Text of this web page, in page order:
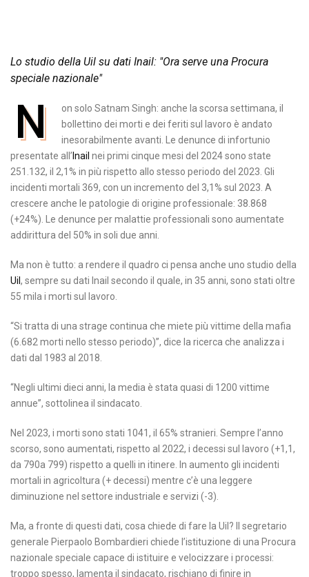
Lo studio della Uil su dati Inail: "Ora serve una Procura
speciale nazionale"
N
on solo Satnam Singh: anche la scorsa settimana, il
bollettino dei morti e dei feriti sul lavoro è andato
inesorabilmente avanti. Le denunce di infortunio
presentate all’ Inail nei primi cinque mesi del 2024 sono state
251.132, il 2,1% in più rispetto allo stesso periodo del 2023. Gli
incidenti mortali 369, con un incremento del 3,1% sul 2023. A
crescere anche le patologie di origine professionale: 38.868
(+24%). Le denunce per malattie professionali sono aumentate
addirittura del 50% in soli due anni.
Ma non è tutto: a rendere il quadro ci pensa anche uno studio della
Uil , sempre su dati Inail secondo il quale, in 35 anni, sono stati oltre
55 mila i morti sul lavoro.
“Si tratta di una strage continua che miete più vittime della mafia
(6.682 morti nello stesso periodo)”, dice la ricerca che analizza i
dati dal 1983 al 2018.
“Negli ultimi dieci anni, la media è stata quasi di 1200 vittime
annue”, sottolinea il sindacato.
Nel 2023, i morti sono stati 1041, il 65% stranieri. Sempre l’anno
scorso, sono aumentati, rispetto al 2022, i decessi sul lavoro (+1,1,
da 790a 799) rispetto a quelli in itinere. In aumento gli incidenti
mortali in agricoltura (+ decessi) mentre c’è una leggere
diminuzione nel settore industriale e servizi (-3).
Ma, a fronte di questi dati, cosa chiede di fare la Uil? Il segretario
generale Pierpaolo Bombardieri chiede l’istituzione di una Procura
nazionale speciale capace di istituire e velocizzare i processi:
troppo spesso, lamenta il sindacato, rischiano di finire in